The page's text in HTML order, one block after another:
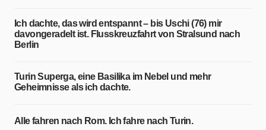
Ich dachte, das wird entspannt – bis Uschi (76) mir
davongeradelt ist. Flusskreuzfahrt von Stralsund nach
Berlin
Turin Superga, eine Basilika im Nebel und mehr
Geheimnisse als ich dachte.
Alle fahren nach Rom. Ich fahre nach Turin.